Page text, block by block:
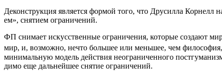
Декон­струк­ция явля­ет­ся фор­мой того, что Дру­сил­ла
ем», сня­ти­ем ограничений.
ФП сни­ма­ет искус­ствен­ные огра­ни­че­ния, кото­рые созда­ют
мир, и, воз­мож­но, нечто боль­шее или мень­шее, чем
мини­маль­ную модель дей­ствия неогра­ни­чен­но­го
ди­мо еще даль­ней­шее сня­тие ограничений.